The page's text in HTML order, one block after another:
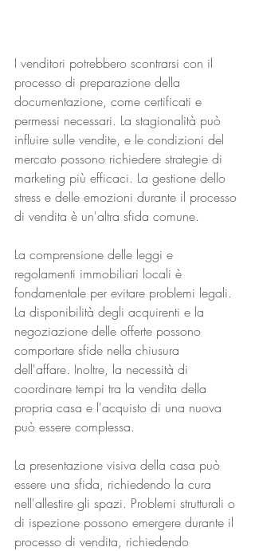
I venditori potrebbero scontrarsi con il
processo di preparazione della
documentazione, come certificati e
permessi necessari. La stagionalità può
influire sulle vendite, e le condizioni del
mercato possono richiedere strategie di
marketing più efficaci. La gestione dello
stress e delle emozioni durante il processo
di vendita è un'altra sfida comune.
La comprensione delle leggi e
regolamenti immobiliari locali è
fondamentale per evitare problemi legali.
La disponibilità degli acquirenti e la
negoziazione delle offerte possono
comportare sfide nella chiusura
dell'affare. Inoltre, la necessità di
coordinare tempi tra la vendita della
propria casa e l'acquisto di una nuova
può essere complessa.
La presentazione visiva della casa può
essere una sfida, richiedendo la cura
nell'allestire gli spazi. Problemi strutturali o
di ispezione possono emergere durante il
processo di vendita, richiedendo